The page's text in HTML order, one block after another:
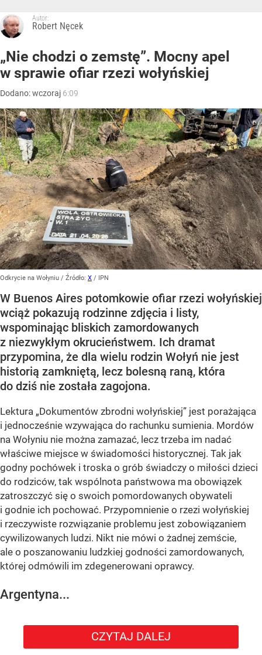
Autor:
Robert Nęcek
„Nie chodzi o zemstę”. Mocny apel
w sprawie ofiar rzezi wołyńskiej
Dodano:wczoraj 6:09
Odkrycie na Wołyniu / Źródło: X / IPN
W Buenos Aires potomkowie ofiar rzezi wołyńskiej
wciąż pokazują rodzinne zdjęcia i listy,
wspominając bliskich zamordowanych
z niezwykłym okrucieństwem. Ich dramat
przypomina, że dla wielu rodzin Wołyń nie jest
historią zamkniętą, lecz bolesną raną, która
do dziś nie została zagojona.
Lektura „Dokumentów zbrodni wołyńskiej” jest porażająca
i jednocześnie wzywająca do rachunku sumienia. Mordów
na Wołyniu nie można zamazać, lecz trzeba im nadać
właściwe miejsce w świadomości historycznej. Tak jak
godny pochówek i troska o grób świadczy o miłości dzieci
do rodziców, tak wspólnota państwowa ma obowiązek
zatroszczyć się o swoich pomordowanych obywateli
i godnie ich pochować. Przypomnienie o rzezi wołyńskiej
i rzeczywiste rozwiązanie problemu jest zobowiązaniem
cywilizowanych ludzi. Nikt nie mówi o żadnej zemście,
ale o poszanowaniu ludzkiej godności zamordowanych,
której odmówili im zdegenerowani oprawcy.
Argentyna...
CZYTAJ DALEJ